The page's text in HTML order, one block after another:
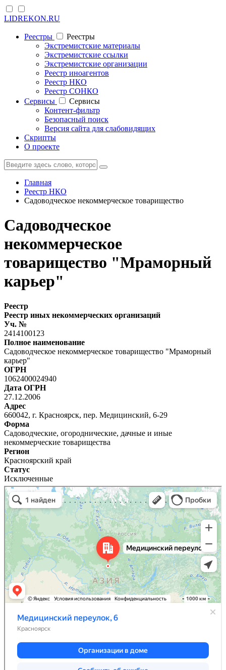
LIDREKON.RU
Реестры
Реестры
Экстремистские материалы
Экстремистские ссылки
Экстремистские организации
Реестр иноагентов
Реестр НКО
Реестр СОНКО
Cервисы
Cервисы
Контент-фильтр
Безопасный поиск
Версия сайта для слабовидящих
Скрипты
О проекте
Главная
Реестр НКО
Садоводческое некоммерческое товарищество
Садоводческое
некоммерческое
товарищество "Мраморный
карьер"
Реестр
Реестр иных некоммерческих организаций
Уч. №
2414100123
Полное наименование
Садоводческое некоммерческое товарищество "Мраморный
карьер"
ОГРН
1062400024940
Дата ОГРН
27.12.2006
Адрес
660042, г. Красноярск, пер. Медицинский, 6-29
Форма
Садоводческие, огороднические, дачные и иные
некоммерческие товарищества
Регион
Красноярский край
Статус
Исключенные